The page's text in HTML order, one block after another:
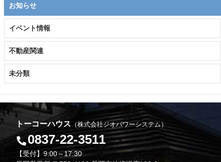
お知らせ
イベント情報
不動産関連
未分類
トーコーハウス （株式会社ジオパワーシステム）
0837-22-3511
【受付】9:00～17:30